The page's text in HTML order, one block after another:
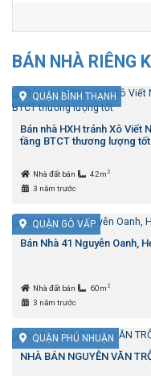
BÁN NHÀ RIÊNG
QUẬN BÌNH THẠNH
Bán nhà HXH tránh Xô Viết
tầng BTCT thương lượng tốt
Nhà đất bán 42m 2
3 năm trước
QUẬN GÒ VẤP
Bán Nhà 41 Nguyễn Oanh,
Nhà đất bán 60m 2
3 năm trước
QUẬN PHÚ NHUẬN
NHÀ BÁN NGUYỄN VĂN